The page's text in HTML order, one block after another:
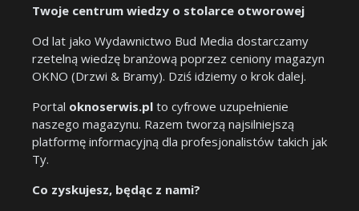
Twoje centrum wiedzy o stolarce otworowej
Od lat jako Wydawnictwo Bud Media dostarczamy
rzetelną wiedzę branżową poprzez ceniony magazyn
OKNO (Drzwi & Bramy). Dziś idziemy o krok dalej.
Portal oknoserwis.pl to cyfrowe uzupełnienie
naszego magazynu. Razem tworzą najsilniejszą
platformę informacyjną dla profesjonalistów takich jak
Ty.
Co zyskujesz, będąc z nami?